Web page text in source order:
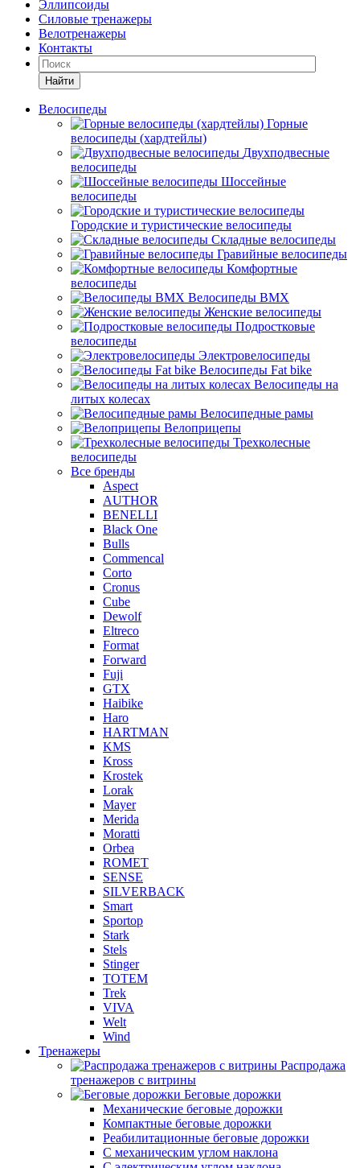
Эллипсоиды
Силовые тренажеры
Велотренажеры
Контакты
Найти
Велосипеды
Горные
велосипеды (хардтейлы)
Двухподвесные
велосипеды
Шоссейные
велосипеды
Городские и туристические велосипеды
Складные велосипеды
Гравийные велосипеды
Комфортные
велосипеды
Велосипеды BMX
Женские велосипеды
Подростковые
велосипеды
Электровелосипеды
Велосипеды Fat bike
Велосипеды на
литых колесах
Велосипедные рамы
Велоприцепы
Трехколесные
велосипеды
Все бренды
Aspect
AUTHOR
BENELLI
Black One
Bulls
Commencal
Corto
Cronus
Cube
Dewolf
Eltreco
Format
Forward
Fuji
GTX
Haibike
Haro
HARTMAN
KMS
Kross
Krostek
Lorak
Mayer
Merida
Moratti
Orbea
ROMET
SENSE
SILVERBACK
Smart
Sportop
Stark
Stels
Stinger
TOTEM
Trek
VIVA
Welt
Wind
Тренажеры
Распродажа
тренажеров с витрины
Беговые дорожки
Механические беговые дорожки
Компактные беговые дорожки
Реабилитационные беговые дорожки
С механическим углом наклона